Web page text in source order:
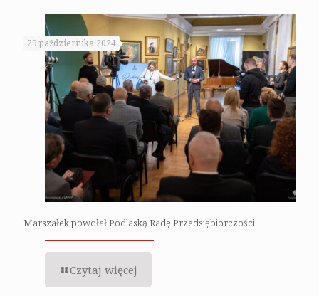
29 października 2024
Marszałek powołał Podlaską Radę Przedsiębiorczości
Czytaj więcej